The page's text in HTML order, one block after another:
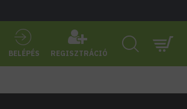
BELÉPÉS REGISZTRÁCIÓ